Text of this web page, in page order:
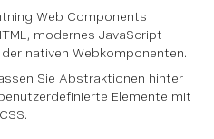
Web Components
modernes JavaScript
nativen Webkomponenten.
Sie Abstraktionen hinter
Elemente mit